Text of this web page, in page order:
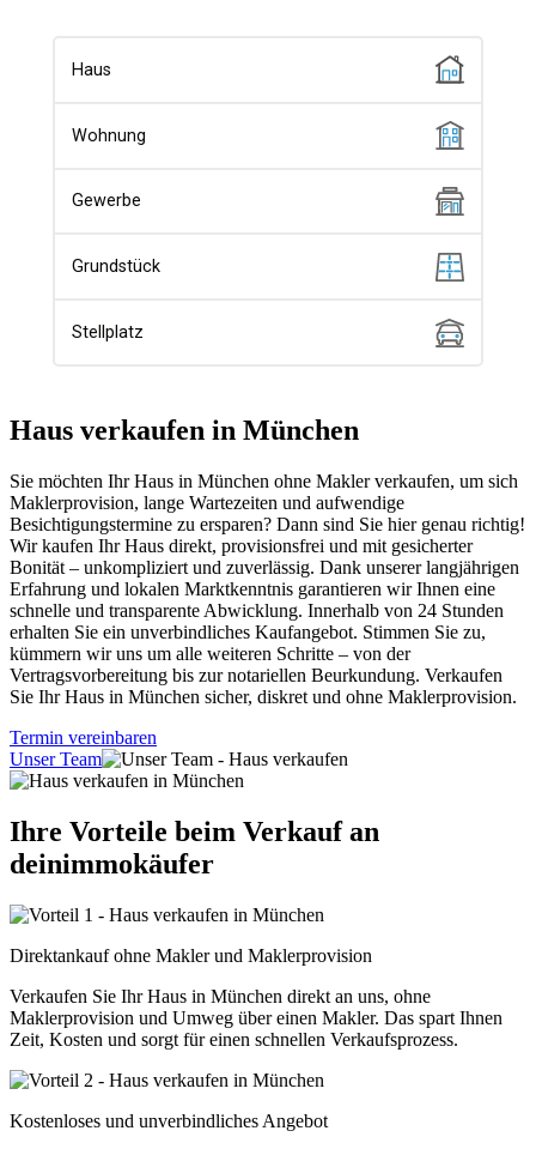
Haus verkaufen in München
Sie möchten Ihr Haus in München ohne Makler verkaufen, um sich
Maklerprovision, lange Wartezeiten und aufwendige
Besichtigungstermine zu ersparen? Dann sind Sie hier genau richtig!
Wir kaufen Ihr Haus direkt, provisionsfrei und mit gesicherter
Bonität – unkompliziert und zuverlässig. Dank unserer langjährigen
Erfahrung und lokalen Marktkenntnis garantieren wir Ihnen eine
schnelle und transparente Abwicklung. Innerhalb von 24 Stunden
erhalten Sie ein unverbindliches Kaufangebot. Stimmen Sie zu,
kümmern wir uns um alle weiteren Schritte – von der
Vertragsvorbereitung bis zur notariellen Beurkundung. Verkaufen
Sie Ihr Haus in München sicher, diskret und ohne Maklerprovision.
Termin vereinbaren
Unser Team
Ihre Vorteile beim Verkauf an
deinimmokäufer
Direktankauf ohne Makler und Maklerprovision
Verkaufen Sie Ihr Haus in München direkt an uns, ohne
Maklerprovision und Umweg über einen Makler. Das spart Ihnen
Zeit, Kosten und sorgt für einen schnellen Verkaufsprozess.
Kostenloses und unverbindliches Angebot